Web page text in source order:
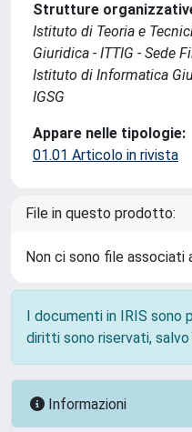
Strutture
Istituto di Teoria e
Giuridica - ITTIG - Sede
Istituto di Informatica
IGSG
Appare nelle tipologie:
01.01 Articolo in rivista
File in questo prodotto:
Non ci sono file
I documenti in IRIS
diritti sono riservati, salvo
Informazioni